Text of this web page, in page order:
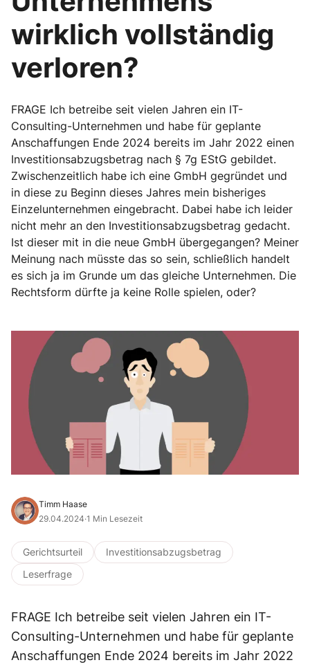
wirklich vollständig
verloren?
FRAGE Ich betreibe seit vielen Jahren ein IT-
Consulting-Unternehmen und habe für geplante
Anschaffungen Ende 2024 bereits im Jahr 2022 einen
Investitionsabzugsbetrag nach § 7g EStG gebildet.
Zwischenzeitlich habe ich eine GmbH gegründet und
in diese zu Beginn dieses Jahres mein bisheriges
Einzelunternehmen eingebracht. Dabei habe ich leider
nicht mehr an den Investitionsabzugsbetrag gedacht.
Ist dieser mit in die neue GmbH übergegangen? Meiner
Meinung nach müsste das so sein, schließlich handelt
es sich ja im Grunde um das gleiche Unternehmen. Die
Rechtsform dürfte ja keine Rolle spielen, oder?
Timm Haase
29.04.2024·1 Min Lesezeit
Gerichtsurteil
Investitionsabzugsbetrag
Leserfrage
FRAGE Ich betreibe seit vielen Jahren ein IT-
Consulting-Unternehmen und habe für geplante
Anschaffungen Ende 2024 bereits im Jahr 2022